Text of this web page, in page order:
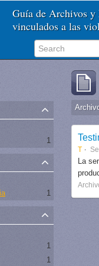
Guía de Archivos y
vinculados a las
1
1
1
1
T
La